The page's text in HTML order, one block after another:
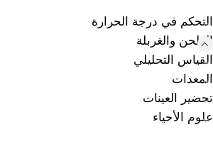
التحكم في درجة الحرارة
الطحن والغربلة
القياس التحليلي
المعدات
تحضير العينات
علوم الأحياء